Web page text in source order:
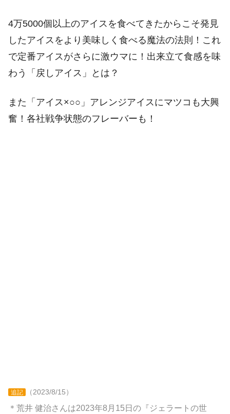
4万5000個以上のアイスを食べてきたからこそ発見
したアイスをより美味しく食べる魔法の法則！これ
で定番アイスがさらに激ウマに！出来立て食感を味
わう「戻しアイス」とは？
また「アイス×○○」アレンジアイスにマツコも大興
奮！各社戦争状態のフレーバーも！
追記 （2023/8/15）
＊荒井 健治さんは2023年8月15日の『ジェラートの世